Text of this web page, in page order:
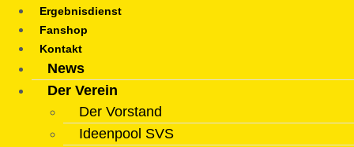
Ergebnisdienst
Fanshop
Kontakt
News
Der Verein
Der Vorstand
Ideenpool SVS